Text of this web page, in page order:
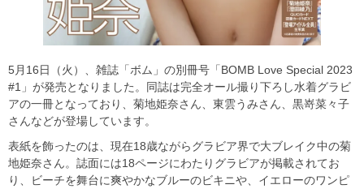
5月16日（火）、雑誌「ボム」の別冊号「BOMB Love Special 2023
#1」が発売となりました。同誌は完全オール撮り下ろし水着グラビ
アの一冊となっており、菊地姫奈さん、東雲うみさん、黒嵜菜々子
さんなどが登場しています。
表紙を飾ったのは、現在18歳ながらグラビア界で大ブレイク中の菊
地姫奈さん。誌面には18ページにわたりグラビアが掲載されてお
り、ビーチを舞台に爽やかなブルーのビキニや、イエローのワンピ